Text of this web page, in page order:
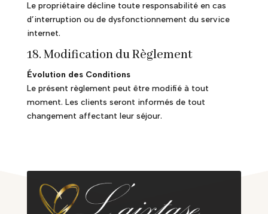
Le propriétaire décline toute responsabilité en cas
d’interruption ou de dysfonctionnement du service
internet.
18. Modification du Règlement
Évolution des Conditions
Le présent règlement peut être modifié à tout
moment. Les clients seront informés de tout
changement affectant leur séjour.